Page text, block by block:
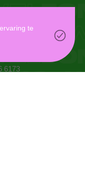
6173
te